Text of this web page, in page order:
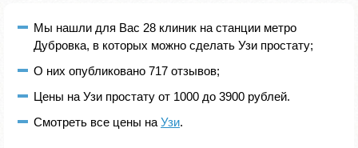
Мы нашли для Вас 28 клиник на станции метро
Дубровка, в которых можно сделать Узи простату;
О них опубликовано 717 отзывов;
Цены на Узи простату от 1000 до 3900 рублей.
Смотреть все цены на Узи.